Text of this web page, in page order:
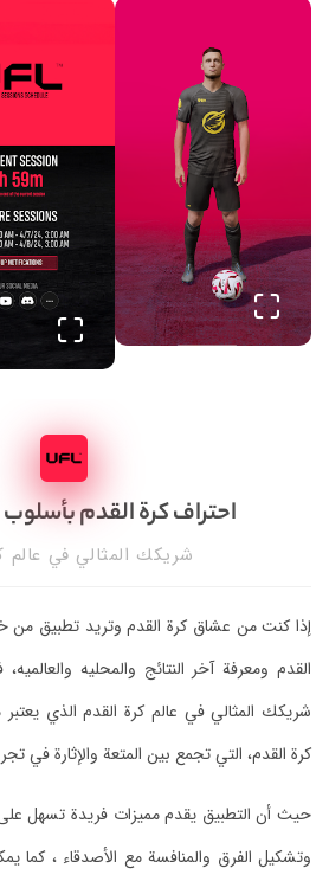
احتراف كرة القدم
شريكك المثالي في عالم
إذا كنت من عشاق كرة القدم وتريد تطبيق من
القدم ومعرفة آخر النتائج والمحليه
شريكك المثالي في عالم كرة القدم الذي يعتبر
كرة القدم، التي تجمع بين المتعة والإثارة في
حيث أن التطبيق يقدم مميزات فريدة تسهل
وتشكيل الفرق والمنافسة مع الأصدقاء ، كما